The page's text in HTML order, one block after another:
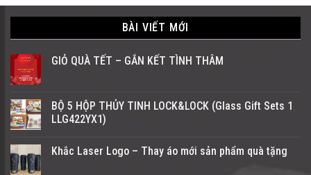
BÀI VIẾT MỚI
GIỎ QUÀ TẾT – GẮN KẾT TÌNH THÂM
BỘ 5 HỘP THỦY TINH LOCK&LOCK (Glass Gift Sets 1
LLG422YX1)
Khắc Laser Logo – Thay áo mới sản phẩm quà tặng